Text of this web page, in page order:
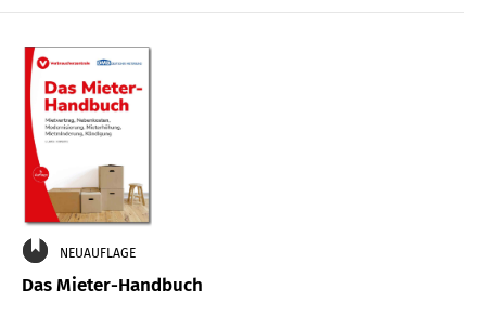
NEUAUFLAGE
Das Mieter-Handbuch